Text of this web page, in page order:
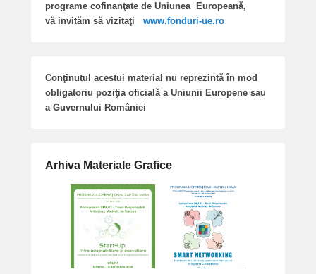
programe cofinanţate de Uniunea Europeană,
vă invităm să vizitaţi www.fonduri-ue.ro
Conţinutul acestui material nu reprezintă în mod
obligatoriu poziţia oficială a Uniunii Europene sau
a Guvernului României
Arhiva Materiale Grafice